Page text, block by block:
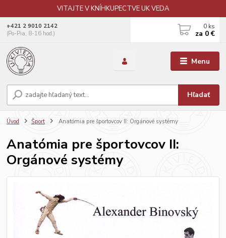
VITAJTE V KNÍHKUPECTVE UK VEDA
Menu
Hľadať
+421 2 9010 2142
(Po-Pia, 8-16 hod.)
0 ks
za 0 €
Úvod Šport Anatómia pre športovcov II: Orgánové systémy
Anatómia pre športovcov II:
Orgánové systémy